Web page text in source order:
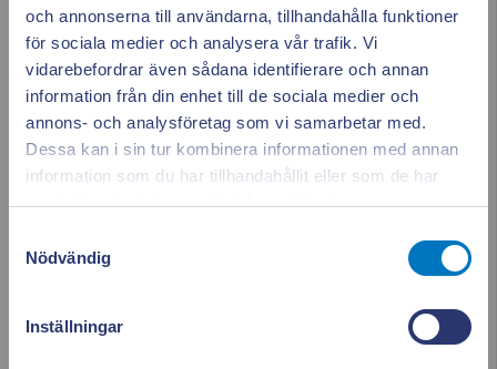
och annonserna till användarna, tillhandahålla funktioner
för sociala medier och analysera vår trafik. Vi
vidarebefordrar även sådana identifierare och annan
information från din enhet till de sociala medier och
annons- och analysföretag som vi samarbetar med.
Dessa kan i sin tur kombinera informationen med annan
information som du har tillhandahållit eller som de har
samlat in när du har använt deras tjänster.
Nödvändig
Inställningar
augusti 2024
juni 2024
maj 2024
april 2024 Stäng
Appen ger dig
full koll på elen
Se vad som drar el i realtid. Använd elen smartare och
sänk dina kostnader.